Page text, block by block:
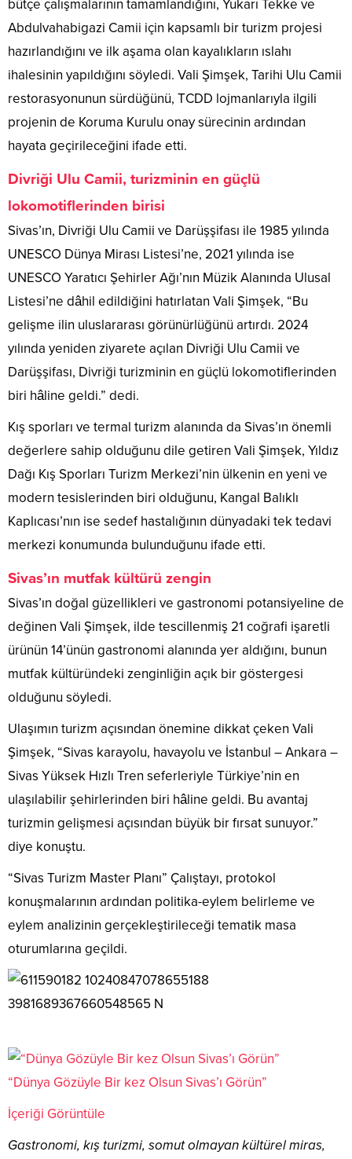
bütçe çalışmalarının tamamlandığını, Yukarı Tekke ve
Abdulvahabigazi Camii için kapsamlı bir turizm projesi
hazırlandığını ve ilk aşama olan kayalıkların ıslahı
ihalesinin yapıldığını söyledi. Vali Şimşek, Tarihi Ulu Camii
restorasyonunun sürdüğünü, TCDD lojmanlarıyla ilgili
projenin de Koruma Kurulu onay sürecinin ardından
hayata geçirileceğini ifade etti.
Divriği Ulu Camii, turizminin en güçlü
lokomotiflerinden birisi
Sivas’ın, Divriği Ulu Camii ve Darüşşifası ile 1985 yılında
UNESCO Dünya Mirası Listesi’ne, 2021 yılında ise
UNESCO Yaratıcı Şehirler Ağı’nın Müzik Alanında Ulusal
Listesi’ne dâhil edildiğini hatırlatan Vali Şimşek, “Bu
gelişme ilin uluslararası görünürlüğünü artırdı. 2024
yılında yeniden ziyarete açılan Divriği Ulu Camii ve
Darüşşifası, Divriği turizminin en güçlü lokomotiflerinden
biri hâline geldi.” dedi.
Kış sporları ve termal turizm alanında da Sivas’ın önemli
değerlere sahip olduğunu dile getiren Vali Şimşek, Yıldız
Dağı Kış Sporları Turizm Merkezi’nin ülkenin en yeni ve
modern tesislerinden biri olduğunu, Kangal Balıklı
Kaplıcası’nın ise sedef hastalığının dünyadaki tek tedavi
merkezi konumunda bulunduğunu ifade etti.
Sivas’ın mutfak kültürü zengin
Sivas’ın doğal güzellikleri ve gastronomi potansiyeline de
değinen Vali Şimşek, ilde tescillenmiş 21 coğrafi işaretli
ürünün 14’ünün gastronomi alanında yer aldığını, bunun
mutfak kültüründeki zenginliğin açık bir göstergesi
olduğunu söyledi.
Ulaşımın turizm açısından önemine dikkat çeken Vali
Şimşek, “Sivas karayolu, havayolu ve İstanbul – Ankara –
Sivas Yüksek Hızlı Tren seferleriyle Türkiye’nin en
ulaşılabilir şehirlerinden biri hâline geldi. Bu avantaj
turizmin gelişmesi açısından büyük bir fırsat sunuyor.”
diye konuştu.
“Sivas Turizm Master Planı” Çalıştayı, protokol
konuşmalarının ardından politika-eylem belirleme ve
eylem analizinin gerçekleştirileceği tematik masa
oturumlarına geçildi.
“Dünya Gözüyle Bir kez Olsun Sivas’ı Görün”
İçeriği Görüntüle
Gastronomi, kış turizmi, somut olmayan kültürel miras,